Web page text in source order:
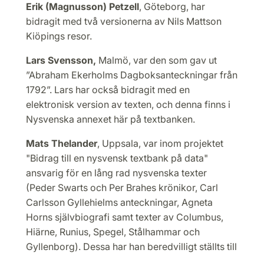
Erik (Magnusson) Petzell, Göteborg, har
bidragit med två versionerna av Nils Mattson
Kiöpings resor.
Lars Svensson, Malmö, var den som gav ut
”Abraham Ekerholms Dagboksanteckningar från
1792”. Lars har också bidragit med en
elektronisk version av texten, och denna finns i
Nysvenska annexet här på textbanken.
Mats Thelander, Uppsala, var inom projektet
"Bidrag till en nysvensk textbank på data"
ansvarig för en lång rad nysvenska texter
(Peder Swarts och Per Brahes krönikor, Carl
Carlsson Gyllehielms anteckningar, Agneta
Horns självbiografi samt texter av Columbus,
Hiärne, Runius, Spegel, Stålhammar och
Gyllenborg). Dessa har han beredvilligt ställts till